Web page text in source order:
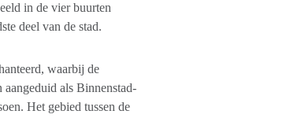
in de vier buurten
deel van de stad.
waarbij de
als Binnenstad-
Het gebied tussen de